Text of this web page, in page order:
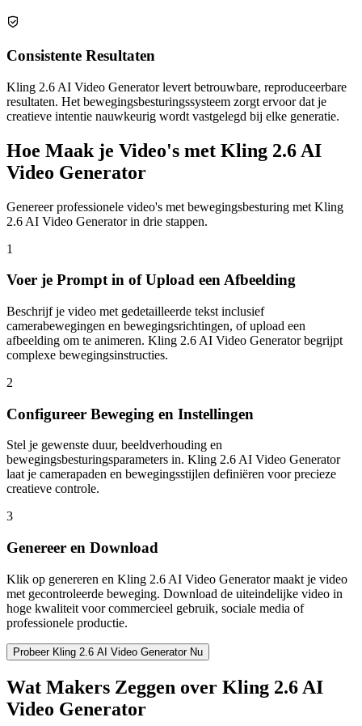
Consistente Resultaten
Kling 2.6 AI Video Generator levert betrouwbare, reproduceerbare
resultaten. Het bewegingsbesturingssysteem zorgt ervoor dat je
creatieve intentie nauwkeurig wordt vastgelegd bij elke generatie.
Hoe Maak je Video's met Kling 2.6 AI
Video Generator
Genereer professionele video's met bewegingsbesturing met Kling
2.6 AI Video Generator in drie stappen.
1
Voer je Prompt in of Upload een Afbeelding
Beschrijf je video met gedetailleerde tekst inclusief
camerabewegingen en bewegingsrichtingen, of upload een
afbeelding om te animeren. Kling 2.6 AI Video Generator begrijpt
complexe bewegingsinstructies.
2
Configureer Beweging en Instellingen
Stel je gewenste duur, beeldverhouding en
bewegingsbesturingsparameters in. Kling 2.6 AI Video Generator
laat je camerapaden en bewegingsstijlen definiëren voor precieze
creatieve controle.
3
Genereer en Download
Klik op genereren en Kling 2.6 AI Video Generator maakt je video
met gecontroleerde beweging. Download de uiteindelijke video in
hoge kwaliteit voor commercieel gebruik, sociale media of
professionele productie.
Probeer Kling 2.6 AI Video Generator Nu
Wat Makers Zeggen over Kling 2.6 AI
Video Generator